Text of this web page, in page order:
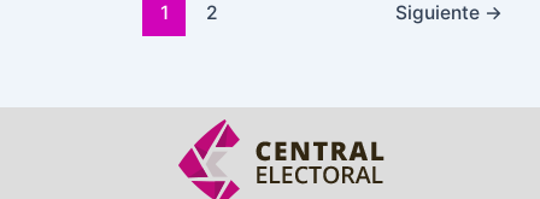
1 2 Siguiente →